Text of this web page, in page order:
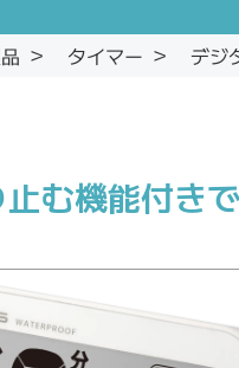
タイマー デジ
む機能付き